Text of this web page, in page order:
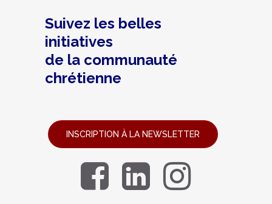
Suivez les belles
initiatives
de la communauté
chrétienne
INSCRIPTION À LA NEWSLETTER